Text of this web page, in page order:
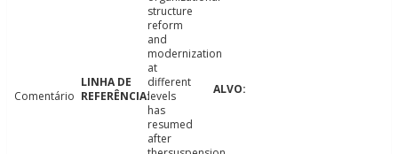
Comentário
structure
reform
and
modernization
at
different
levels
has
resumed
after